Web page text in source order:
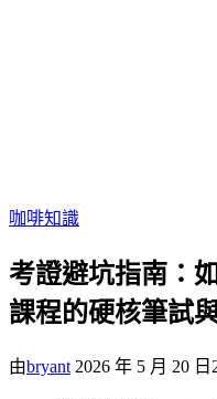
咖啡知識
考證避坑指南：
課程的硬核筆試
由bryant 2026 年 5 月 20 日